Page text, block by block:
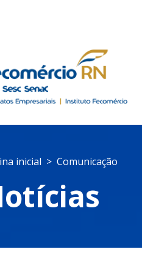
inicial Comunicação